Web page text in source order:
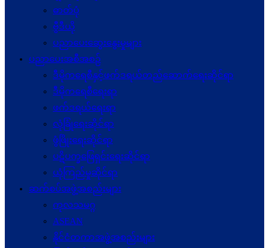
ဓာတ်ပုံ
ဗွီဒီယို
ပညာပေးဆွေးနွေးမှုများ
ပညာပေးအစီအစဉ်
ဒီမိုကရေစီနှင့်ဖက်ဒရယ်တည်ဆောက်ရေးဆိုင်ရာ
ဒီမိုကရေစီရေးရာ
ဖက်ဒရယ်ရေးရာ
လုံခြုံရေးဆိုင်ရာ
ဖွံဖြိုးရေးဆိုင်ရာ
ပဋိပက္ခ‌ဖြေရှင်းရေးဆိုင်ရာ
ယုံကြည်မှုဆိုင်ရာ
ဆက်စပ်အဖွဲ့အစည်းများ
ကုလသမဂ္ဂ
ASEAN
နိုင်ငံတကာအဖွဲ့အစည်းများ